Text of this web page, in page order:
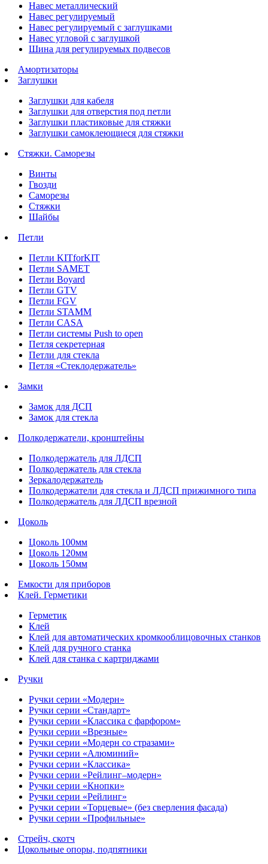
Навес металлический
Навес регулируемый
Навес регулируемый с заглушками
Навес угловой с заглушкой
Шина для регулируемых подвесов
Амортизаторы
Заглушки
Заглушки для кабеля
Заглушки для отверстия под петли
Заглушки пластиковые для стяжки
Заглушки самоклеющиеся для стяжки
Стяжки. Саморезы
Винты
Гвозди
Саморезы
Стяжки
Шайбы
Петли
Петли KITforKIT
Петли SAMET
Петли Boyard
Петли GTV
Петли FGV
Петли STAMM
Петли CASA
Петли системы Push to open
Петля секретерная
Петли для стекла
Петля «Стеклодержатель»
Замки
Замок для ДСП
Замок для стекла
Полкодержатели, кронштейны
Полкодержатель для ЛДСП
Полкодержатель для стекла
Зеркалодержатель
Полкодержатели для стекла и ЛДСП прижимного типа
Полкодержатель для ЛДСП врезной
Цоколь
Цоколь 100мм
Цоколь 120мм
Цоколь 150мм
Емкости для приборов
Клей. Герметики
Герметик
Клей
Клей для автоматических кромкооблицовочных станков
Клей для ручного станка
Клей для станка с картриджами
Ручки
Ручки серии «Модерн»
Ручки серии «Стандарт»
Ручки серии «Классика с фарфором»
Ручки серии «Врезные»
Ручки серии «Модерн со стразами»
Ручки серии «Алюминий»
Ручки серии «Классика»
Ручки серии «Рейлинг–модерн»
Ручки серии «Кнопки»
Ручки серии «Рейлинг»
Ручки серии «Торцевые» (без сверления фасада)
Ручки серии «Профильные»
Стрейч, скотч
Цокольные опоры, подпятники